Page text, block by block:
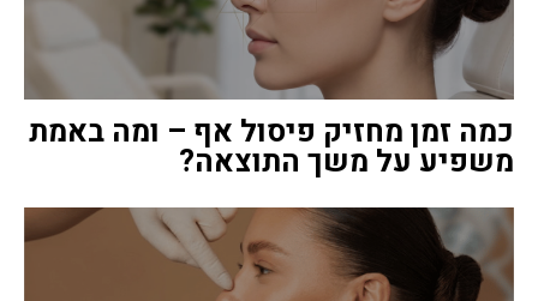
כמה זמן מחזיק פיסול אף – ומה באמת
משפיע על משך התוצאה?